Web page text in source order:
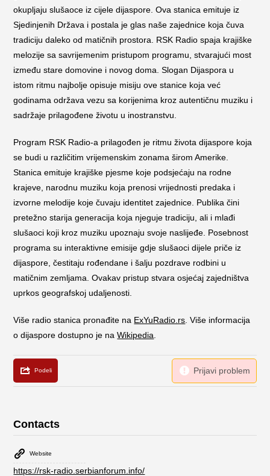
okupljaju slušaoce iz cijele dijaspore. Ova stanica emituje iz
Sjedinjenih Država i postala je glas naše zajednice koja čuva
tradiciju daleko od matičnih prostora. RSK Radio spaja krajiške
melozije sa savrijemenim pristupom programu, stvarajući most
između stare domovine i novog doma. Slogan Dijaspora u
istom ritmu najbolje opisuje misiju ove stanice koja već
godinama održava vezu sa korijenima kroz autentičnu muziku i
sadržaje prilagođene životu u inostranstvu.
Program RSK Radio-a prilagođen je ritmu života dijaspore koja
se budi u različitim vrijemenskim zonama širom Amerike.
Stanica emituje krajiške pjesme koje podsjećaju na rodne
krajeve, narodnu muziku koja prenosi vrijednosti predaka i
izvorne melodije koje čuvaju identitet zajednice. Publika čini
pretežno starija generacija koja njeguje tradiciju, ali i mlađi
slušaoci koji kroz muziku upoznaju svoje naslijeđe. Posebnost
programa su interaktivne emisije gdje slušaoci dijele priče iz
dijaspore, čestitaju rođendane i šalju pozdrave rodbini u
matičnim zemljama. Ovakav pristup stvara osjećaj zajedništva
uprkos geografskoj udaljenosti.
Više radio stanica pronađite na ExYuRadio.rs . Više informacija
o dijaspore dostupno je naWikipedia
Contacts
Website
https://rsk-radio.serbianforum.info/